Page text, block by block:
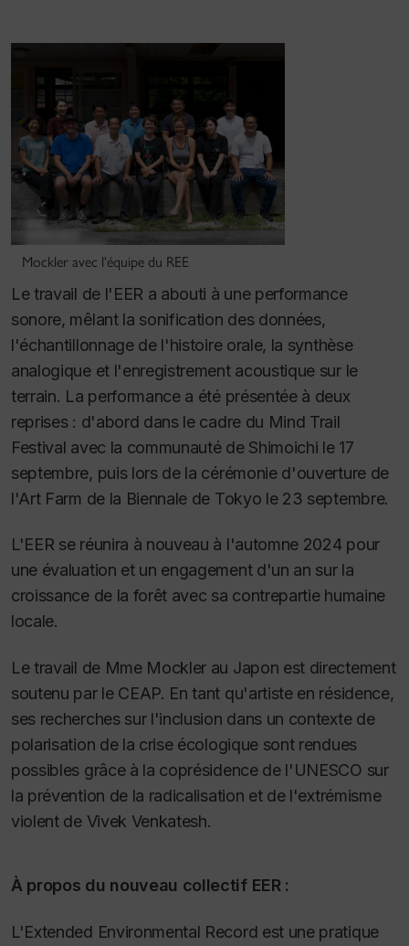
Mockler avec l'équipe du REE
Le travail de l'EER a abouti à une performance
sonore, mêlant la sonification des données,
l'échantillonnage de l'histoire orale, la synthèse
analogique et l'enregistrement acoustique sur le
terrain. La performance a été présentée à deux
reprises : d'abord dans le cadre du Mind Trail
Festival avec la communauté de Shimoichi le 17
septembre, puis lors de la cérémonie d'ouverture de
l'Art Farm de la Biennale de Tokyo le 23 septembre.
L'EER se réunira à nouveau à l'automne 2024 pour
une évaluation et un engagement d'un an sur la
croissance de la forêt avec sa contrepartie humaine
locale.
Le travail de Mme Mockler au Japon est directement
soutenu par le CEAP. En tant qu'artiste en résidence,
ses recherches sur l'inclusion dans un contexte de
polarisation de la crise écologique sont rendues
possibles grâce à la coprésidence de l'UNESCO sur
la prévention de la radicalisation et de l'extrémisme
violent de Vivek Venkatesh.
À propos du nouveau collectif EER :
L'Extended Environmental Record est une pratique